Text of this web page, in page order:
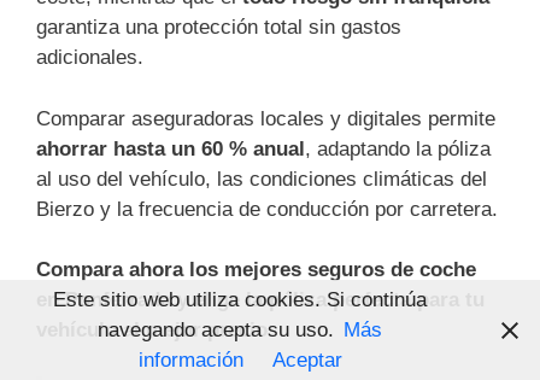
garantiza una protección total sin gastos
adicionales.
Comparar aseguradoras locales y digitales permite
ahorrar hasta un 60 % anual, adaptando la póliza
al uso del vehículo, las condiciones climáticas del
Bierzo y la frecuencia de conducción por carretera.
Compara ahora los mejores seguros de coche
en Ponferrada y elige la póliza perfecta para tu
vehículo al mejor precio.
Este sitio web utiliza cookies. Si continúa
navegando acepta su uso. Más
información
Aceptar